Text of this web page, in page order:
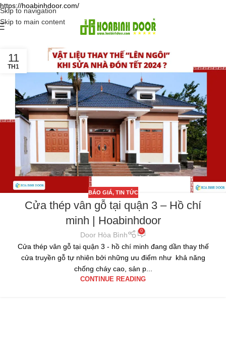
https://hoabinhdoor.com/
Skip to navigation
Skip to main content
11
TH1
BÁO GIÁ, TIN TỨC
Cửa thép vân gỗ tại quận 3 – Hồ chí
minh | Hoabinhdoor
Door Hòa Bình 0
Cửa thép vân gỗ tại quận 3 - hồ chí minh đang dần thay thế
cửa truyền gỗ tự nhiên bởi những ưu điểm như khả năng
chống cháy cao, sản p...
CONTINUE READING